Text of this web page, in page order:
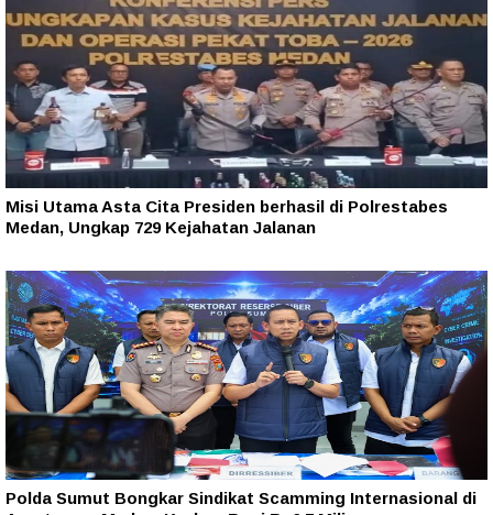
Misi Utama Asta Cita Presiden berhasil di Polrestabes
Medan, Ungkap 729 Kejahatan Jalanan
Polda Sumut Bongkar Sindikat Scamming Internasional di